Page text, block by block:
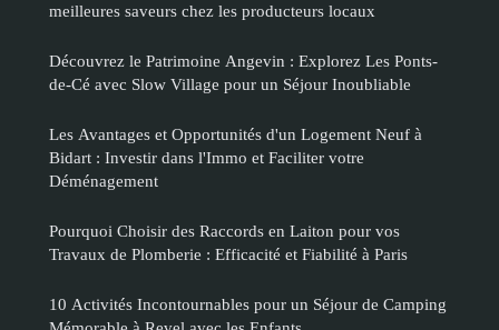
meilleures saveurs chez les producteurs locaux
Découvrez le Patrimoine Angevin : Explorez Les Ponts-
de-Cé avec Slow Village pour un Séjour Inoubliable
Les Avantages et Opportunités d'un Logement Neuf à
Bidart : Investir dans l'Immo et Faciliter votre
Déménagement
Pourquoi Choisir des Raccords en Laiton pour vos
Travaux de Plomberie : Efficacité et Fiabilité à Paris
10 Activités Incontournables pour un Séjour de Camping